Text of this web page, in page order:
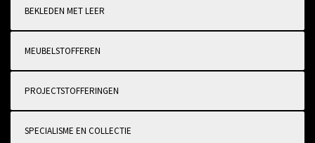
BEKLEDEN MET LEER
MEUBELSTOFFEREN
PROJECTSTOFFERINGEN
SPECIALISME EN COLLECTIE